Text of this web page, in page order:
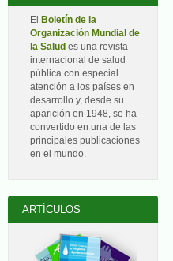
El Boletín de la
Organización Mundial de
la Salud es una revista
internacional de salud
pública con especial
atención a los países en
desarrollo y, desde su
aparición en 1948, se ha
convertido en una de las
principales publicaciones
en el mundo.
ARTÍCULOS